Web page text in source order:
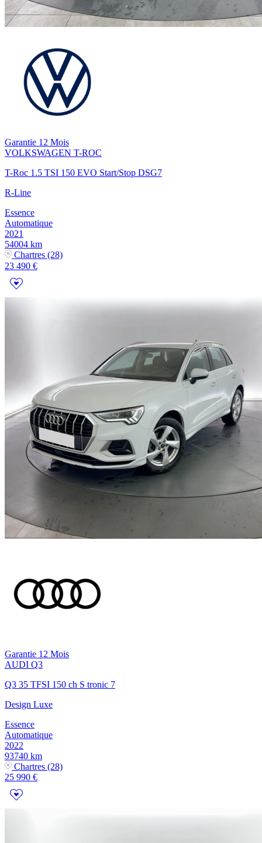
Garantie 12 Mois
VOLKSWAGEN T-ROC
T-Roc 1.5 TSI 150 EVO Start/Stop DSG7
R-Line
Essence
Automatique
2021
54004 km
Chartres (28)
23 490 €
Garantie 12 Mois
AUDI Q3
Q3 35 TFSI 150 ch S tronic 7
Design Luxe
Essence
Automatique
2022
93740 km
Chartres (28)
25 990 €